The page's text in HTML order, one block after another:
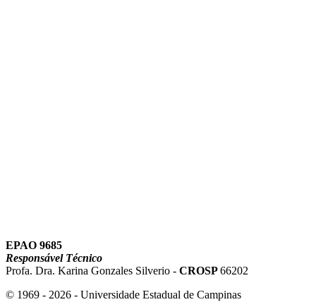
EPAO 9685
Responsável Técnico
Profa. Dra. Karina Gonzales Silverio - CROSP66202
© 1969 - 2026 - Universidade Estadual de Campinas